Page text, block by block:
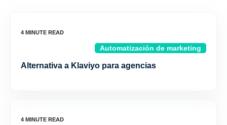
Automatización de marketing
Alternativa a Klaviyo para agencias